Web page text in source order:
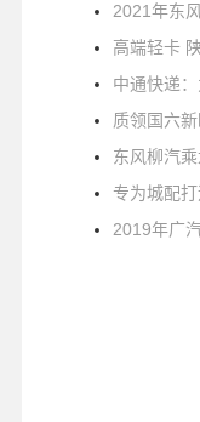
2021年东
高端轻卡
中通快递
质领国六
东风柳汽
专为城配
2019年广